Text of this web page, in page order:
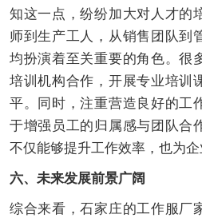
知这一点，纷纷加大对人才的
师到生产工人，从销售团队到
均扮演着至关重要的角色。很
培训机构合作，开展专业培训
平。同时，注重营造良好的工
于增强员工的归属感与团队合
不仅能够提升工作效率，也为企
六、未来发展前景广阔
综合来看，石家庄的工作服厂